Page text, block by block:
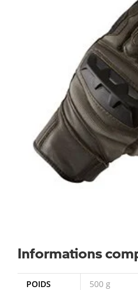
Informations
POIDS
500 g